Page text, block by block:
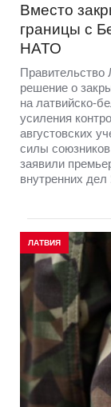
Вместо
границы с
НАТО
Правительство
решение о
на латвийско-
усиления
августовских
силы
заявили
внутренних
ЛАТВИЯ